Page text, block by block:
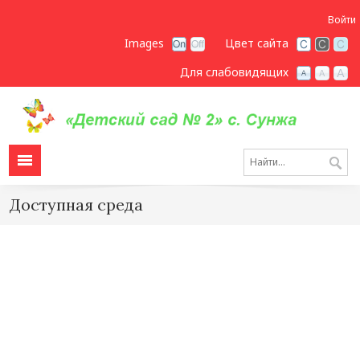
Войти
Цвет сайта
Images
Для слабовидящих
Доступная среда